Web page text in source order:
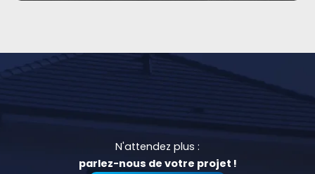
N'attendez plus :
parlez-nous de votre projet !